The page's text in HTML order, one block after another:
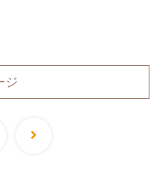
ジ
次